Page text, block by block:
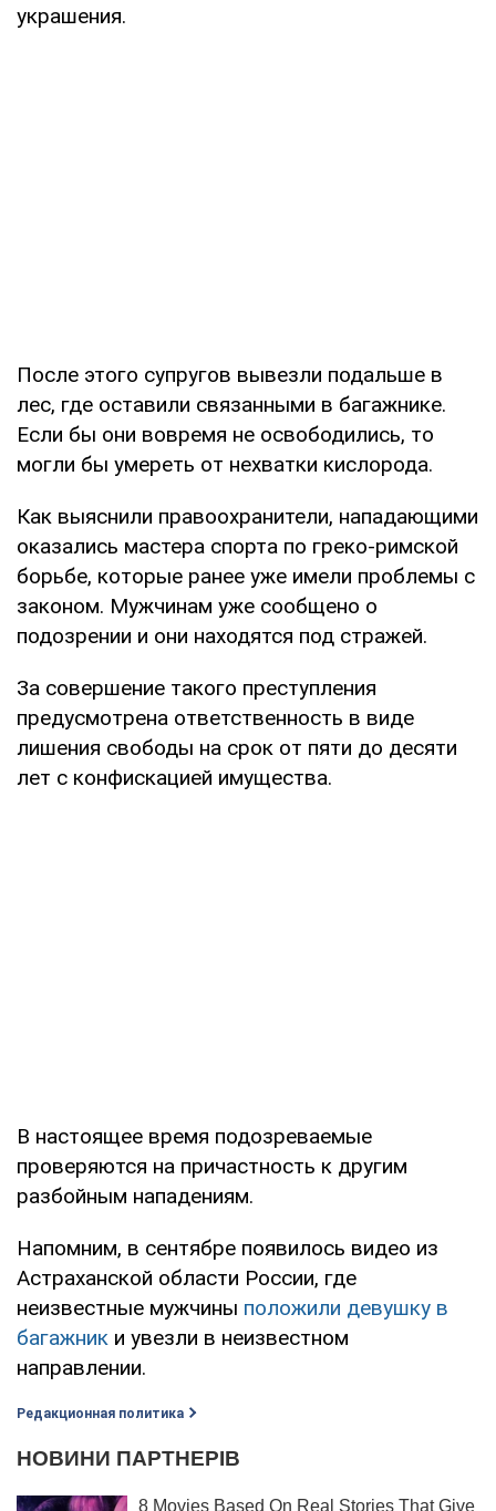
украшения.
После этого супругов вывезли подальше в
лес, где оставили связанными в багажнике.
Если бы они вовремя не освободились, то
могли бы умереть от нехватки кислорода.
Как выяснили правоохранители, нападающими
оказались мастера спорта по греко-римской
борьбе, которые ранее уже имели проблемы с
законом. Мужчинам уже сообщено о
подозрении и они находятся под стражей.
За совершение такого преступления
предусмотрена ответственность в виде
лишения свободы на срок от пяти до десяти
лет с конфискацией имущества.
В настоящее время подозреваемые
проверяются на причастность к другим
разбойным нападениям.
Напомним, в сентябре появилось видео из
Астраханской области России, где
неизвестные мужчины положили девушку в
багажник и увезли в неизвестном
направлении.
Редакционная политика